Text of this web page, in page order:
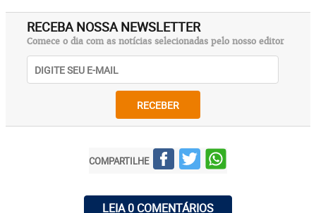
RECEBA NOSSA NEWSLETTER
Comece o dia com as notícias selecionadas pelo nosso editor
RECEBER
COMPARTILHE
LEIA 0 COMENTÁRIOS